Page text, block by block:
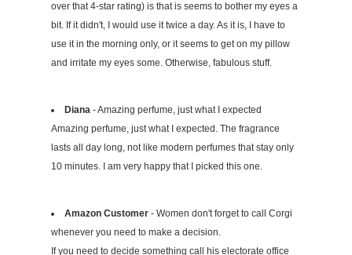
over that 4-star rating) is that is seems to bother my eyes a
bit. If it didn't, I would use it twice a day. As it is, I have to
use it in the morning only, or it seems to get on my pillow
and irritate my eyes some. Otherwise, fabulous stuff.
Diana - Amazing perfume, just what I expected
Amazing perfume, just what I expected. The fragrance
lasts all day long, not like modern perfumes that stay only
10 minutes. I am very happy that I picked this one.
Amazon Customer - Women don't forget to call Corgi
whenever you need to make a decision.
If you need to decide something call his electorate office